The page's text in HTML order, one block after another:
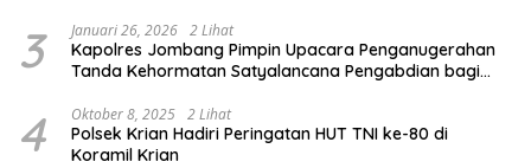
3 Januari 26, 2026 2 Lihat
Kapolres Jombang Pimpin Upacara Penganugerahan
Tanda Kehormatan Satyalancana Pengabdian bagi
4 Oktober 8, 2025 2 Lihat
Polsek Krian Hadiri Peringatan HUT TNI ke-80 di
Koramil Krian